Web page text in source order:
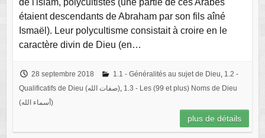
de l'islam, polycultistes (une partie de ces Arabes
étaient descendants de Abraham par son fils aîné
Ismaël). Leur polycultisme consistait à croire en le
caractère divin de Dieu (en…
28 septembre 2018 1.1 - Généralités au sujet de Dieu, 1.2 -
Qualificatifs de Dieu (صفات الله), 1.3 - Les (99 et plus) Noms de Dieu
(أسماء الله)
plus de détails